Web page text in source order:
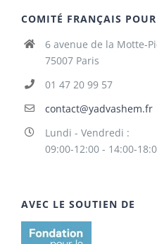
COMITÉ FRANÇAIS
6 avenue de la Motte-
75007 Paris
01 47 20 99 57
contact@yadvashem.fr
Lundi - Vendredi :
09:00-12:00 - 14:00-
AVEC LE SOUTIEN DE